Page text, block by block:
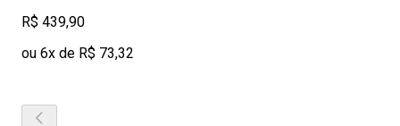
R$ 439,90
ou 6x de R$ 73,32